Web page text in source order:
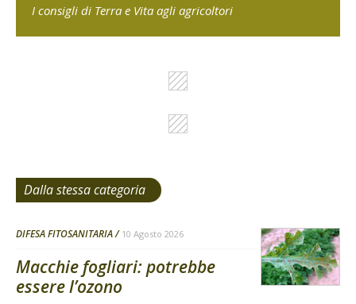
I consigli di Terra e Vita agli agricoltori
Dalla stessa categoria
DIFESA FITOSANITARIA 10 Agosto 2026
Macchie fogliari: potrebbe
essere l’ozono